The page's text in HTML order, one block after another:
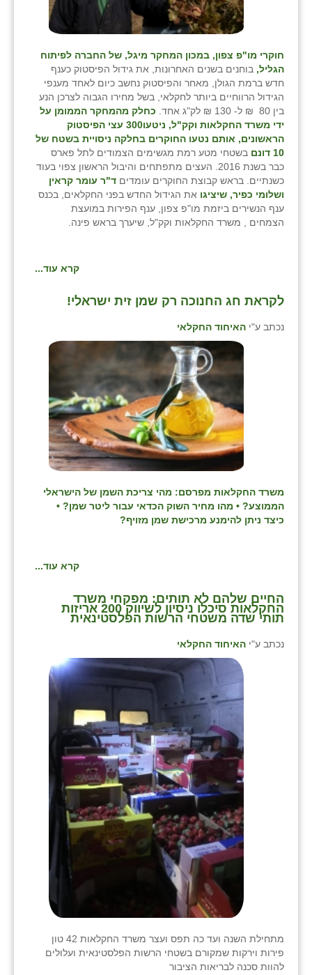
חוקרי מו"פ צפון, במכון המחקר מיגל, של החברה לפיתוח
הגליל, בוחנים בשנים האחרונות, את גידול הפיסטוק כענף
חדש ברמת הגולן, מאחר והפיסטוק נחשב כיום לאחד מענפי
הגידול הרווחיים ביותר לחקלאי, בשל מחירו הגבוה לצרכן הנע
בין 80 ₪ ל- 130 ₪ לק"ג אחד.
כחלק מהמחקר הממומן על
ידי משרד החקלאות וקק"ל, ניטעו
300 עצי הפיסטוק
הראשונים, אותם נטעו החוקרים בחלקה ניסויית בשטח של
10 דונם
בשטחי מטע רמת מגשימים הצמודים לתל פארס
כבר בשנת 2016. העצים מתפתחים והיבול הראשון צפוי בעוד
כשנתיים. בראש קבוצת החוקרים עומדים ד"ר עומר קראין
ושלומי כפיר, שיציגו את הגידול החדש בפני החקלאים, בכנס
ענף הנשירים ביזמת מו"פ צפון, ענף הפירות במועצת
הצמחים , משרד החקלאות וקק"ל, שיערך בראש פינה.
קרא עוד...
לקראת חג החנוכה רק שמן זית ישראלי!
נכתב ע"י האיחוד החקלאי
משרד החקלאות מפרסם: מהי צריכת השמן של הישראלי
הממוצע? • מהו מחיר השוק הכדאי עבור ליטר שמן? •
כיצד ניתן להימנע מרכישת שמן מזויף?
קרא עוד...
החיים שלהם לא תותים: מפקחי משרד
החקלאות סיכלו ניסיון לשיווק 200 אריזות
תותי שדה משטחי הרשות הפלסטינאית
נכתב ע"י האיחוד החקלאי
מתחילת השנה ועד כה תפס ועצר משרד החקלאות 42 טון
פירות וירקות שמקורם בשטחי הרשות הפלסטינאית ועלולים
להוות סכנה לבריאות הציבור
רמות השבים
שבי ציון
שדה ורבורג
שדה צבי
שדמה
שכניה
תלמי יוסף
בוסתן הגליל